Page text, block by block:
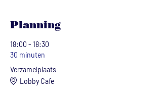
Planning
18:00 - 18:30
30 minuten
Verzamelplaats
Lobby Cafe